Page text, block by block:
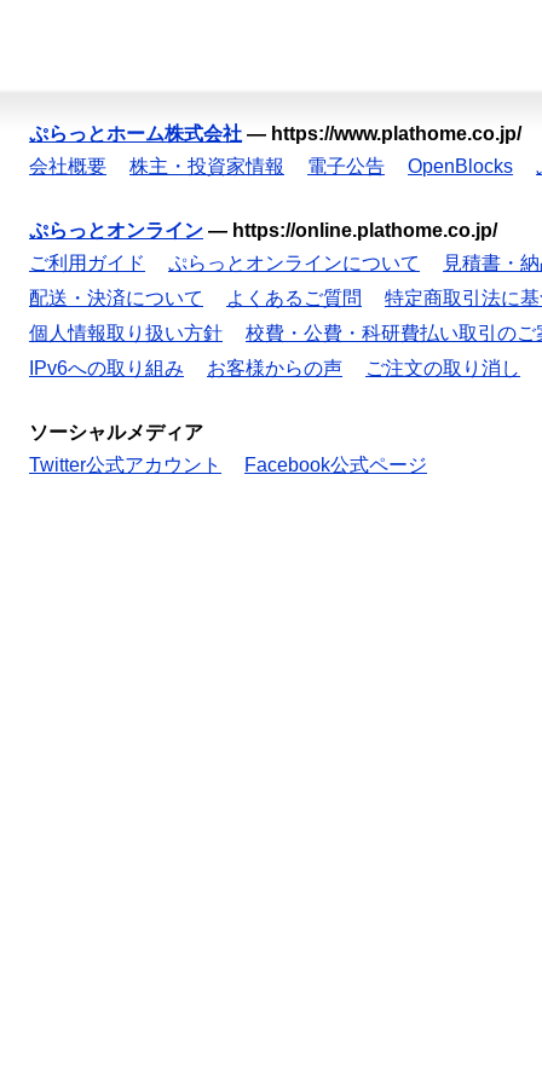
ぷらっとホーム株式会社 — https://www.plathome.co.jp/
会社概要
株主・投資家情報 電子公告 OpenBlocks
ぷらっとオンライン — https://online.plathome.co.jp/
ご利用ガイド
ぷらっとオンラインについて
見積書・
配送・決済について
よくあるご質問
特定商取引法に
個人情報取り扱い方針
校費・公費・科研費払い取引のご
IPv6への取り組み
お客様からの声 ご注文の取り消し
ソーシャルメディア
Twitter公式アカウント
Facebook公式ページ